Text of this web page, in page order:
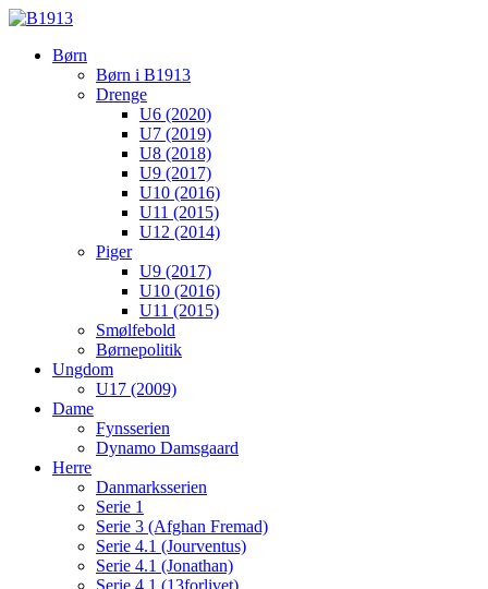
Børn
Børn i B1913
Drenge
U6 (2020)
U7 (2019)
U8 (2018)
U9 (2017)
U10 (2016)
U11 (2015)
U12 (2014)
Piger
U9 (2017)
U10 (2016)
U11 (2015)
Smølfebold
Børnepolitik
Ungdom
U17 (2009)
Dame
Fynsserien
Dynamo Damsgaard
Herre
Danmarksserien
Serie 1
Serie 3 (Afghan Fremad)
Serie 4.1 (Jourventus)
Serie 4.1 (Jonathan)
Serie 4.1 (13forlivet)